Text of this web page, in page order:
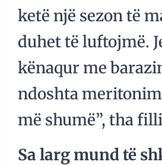
ketë një sezon të
duhet të luftojmë.
kënaqur me
ndoshta
më shumë”, tha
Sa larg mund të